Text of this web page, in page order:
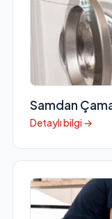
Samdan
Detaylı bilgi →